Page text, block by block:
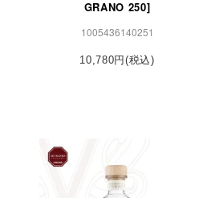
GRANO 250]
1005436140251
10,780円(税込)